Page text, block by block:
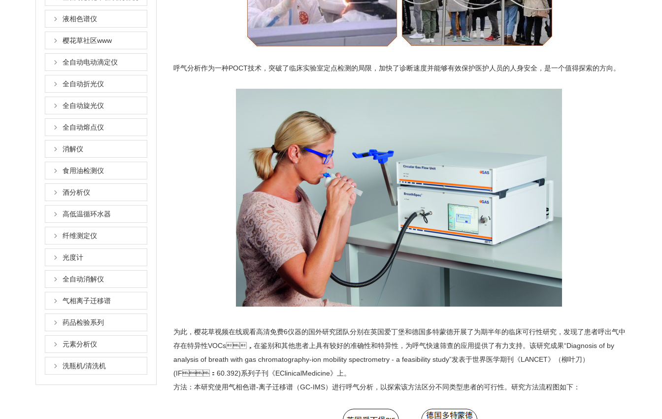
液相色谱仪
樱花草社区www
全自动电动滴定仪
全自动折光仪
全自动旋光仪
全自动熔点仪
消解仪
食用油检测仪
酒分析仪
高低温循环水器
纤维测定仪
光度计
全自动消解仪
气相离子迁移谱
药品检验系列
元素分析仪
洗瓶机/清洗机
呼气分析作为一种POCT技术，突破了临床实验室定点检测的局限，加快了诊断速度并能够有效保护医护人员的人身安全，是一个值得探索的方向。
为此，樱花草视频在线观看高清免费6仪器的国外研究团队分别在英国爱丁堡和德国多特蒙德开展了为期半年的临床可行性研究，发现了患者呼出气中
存在特异性VOCs，在鉴别和其他患者上具有较好的准确性和特异性，为呼气快速筛查的应用提供了有力支持。该研究成果“Diagnosis of by
analysis of breath with gas chromatography-ion mobility spectrometry - a feasibility study”发表于世界医学期刊《LANCET》（柳叶刀）
(IF：60.392)系列子刊《EClinicalMedicine》上。
方法：本研究使用气相色谱-离子迁移谱（GC-IMS）进行呼气分析，以探索该方法区分不同类型患者的可行性。研究方法流程图如下：